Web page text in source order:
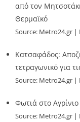
από τον
Θερμαϊκό
Source: Metro24.gr
Κατσαφάδος:
τετραγωνικό για
Source: Metro24.gr
Φωτιά στο
Source: Metro24.gr